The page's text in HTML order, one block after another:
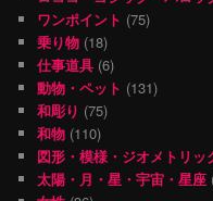
ワンポイント (75)
乗り物 (18)
仕事道具 (6)
動物・ペット (131)
和彫り (75)
和物 (110)
図形・模様・ジオメトリッ
太陽・月・星・宇宙・星座